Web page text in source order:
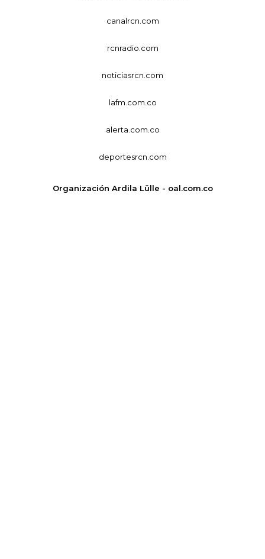
canalrcn.com
rcnradio.com
noticiasrcn.com
lafm.com.co
alerta.com.co
deportesrcn.com
Organización Ardila Lülle - oal.com.co